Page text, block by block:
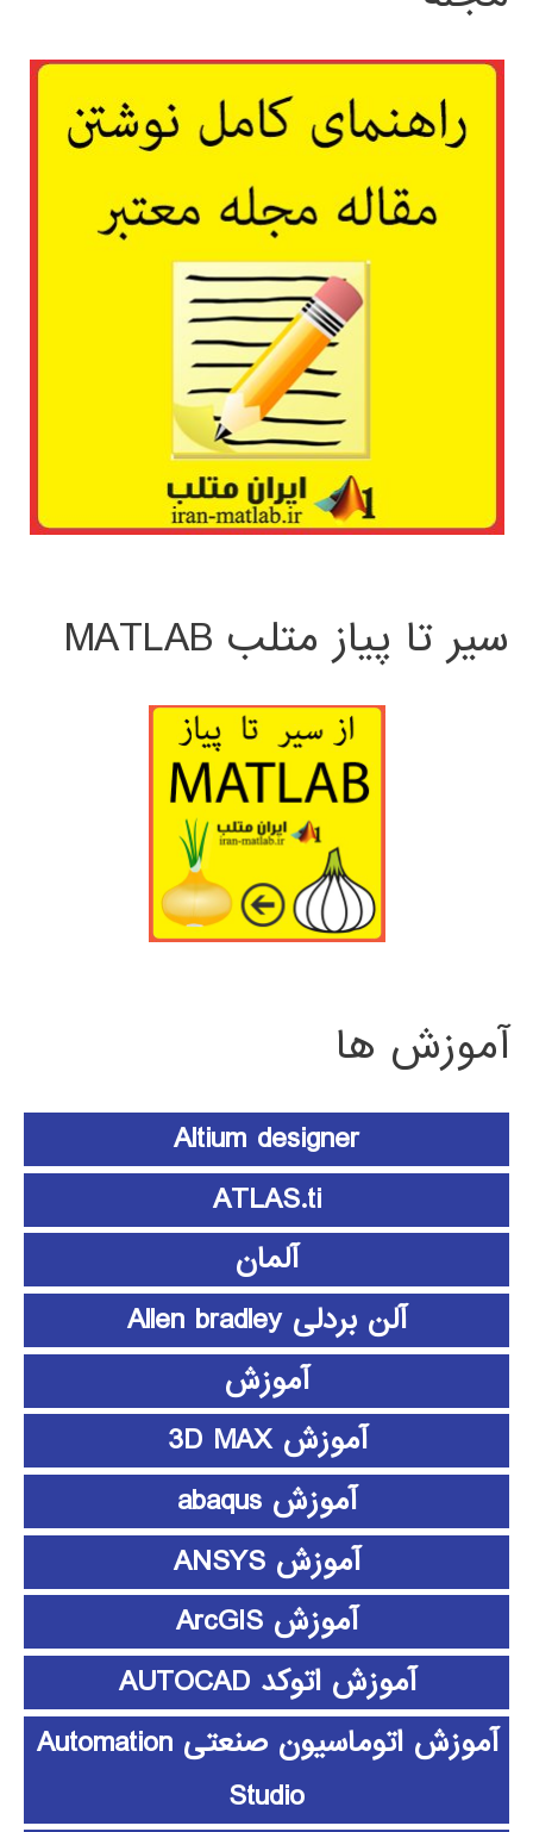
سیر تا پیاز متلب MATLAB
آموزش ها
Altium designer
ATLAS.ti
آلمان
آلن بردلی Allen bradley
آموزش
آموزش 3D MAX
آموزش abaqus
آموزش ANSYS
آموزش ArcGIS
آموزش اتوکد AUTOCAD
آموزش اتوماسیون صنعتی Automation
Studio